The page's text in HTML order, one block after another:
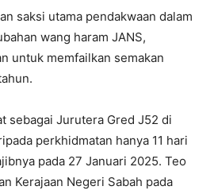
saksi utama pendakwaan dalam
wang haram JANS,
untuk memfailkan semakan
sebagai Jurutera Gred J52 di
perkhidmatan hanya 11 hari
pada 27 Januari 2025. Teo
Kerajaan Negeri Sabah pada